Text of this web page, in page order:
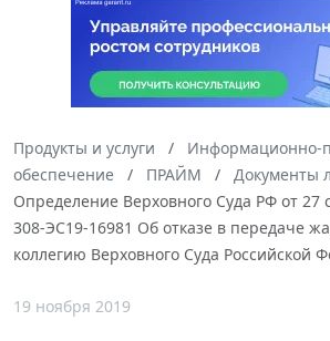
Продукты и услуги
Информационно-
обеспечение
ПРАЙМ
Документы
Определение Верховного Суда РФ от 27
308-ЭС19-16981 Об отказе в передаче
коллегию Верховного Суда Российской
19 ноября 2019